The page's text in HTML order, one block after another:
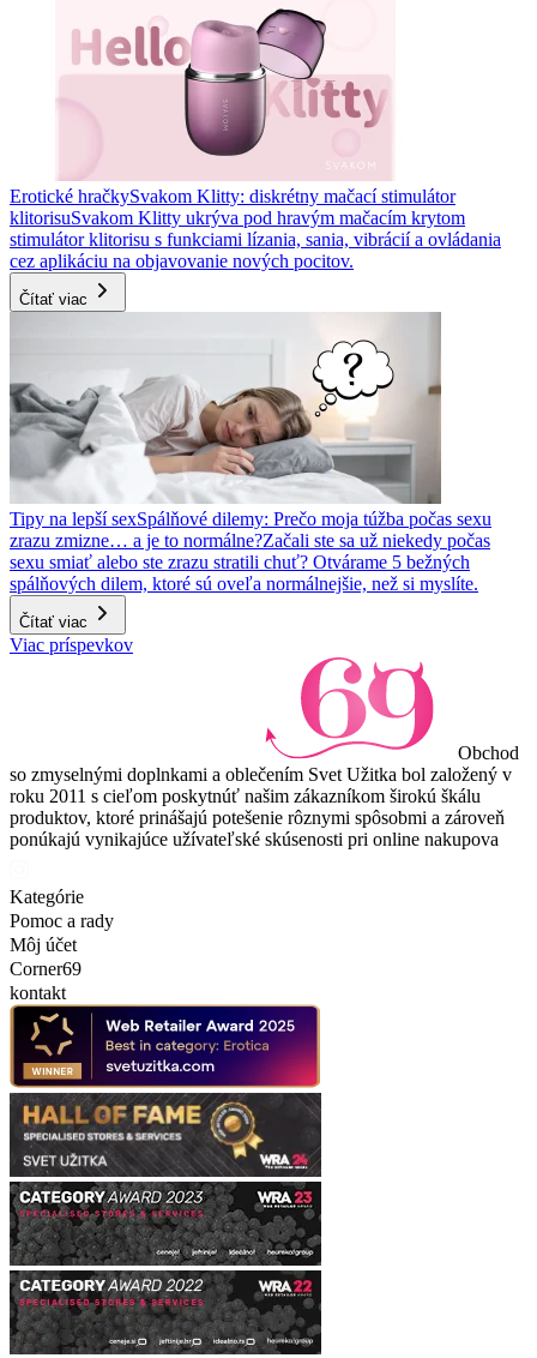
Erotické hračkySvakom Klitty: diskrétny mačací stimulátor
klitorisuSvakom Klitty ukrýva pod hravým mačacím krytom
stimulátor klitorisu s funkciami lízania, sania, vibrácií a ovládania
cez aplikáciu na objavovanie nových pocitov.
Čítať viac
Tipy na lepší sexSpálňové dilemy: Prečo moja túžba počas sexu
zrazu zmizne… a je to normálne?Začali ste sa už niekedy počas
sexu smiať alebo ste zrazu stratili chuť? Otvárame 5 bežných
spálňových dilem, ktoré sú oveľa normálnejšie, než si myslíte.
Čítať viac
Viac príspevkov
Obchod
so zmyselnými doplnkami a oblečením Svet Užitka bol založený v
roku 2011 s cieľom poskytnúť našim zákazníkom širokú škálu
produktov, ktoré prinášajú potešenie rôznymi spôsobmi a zároveň
ponúkajú vynikajúce užívateľské skúsenosti pri online nakupova
Kategórie
Pomoc a rady
Môj účet
Corner69
kontakt